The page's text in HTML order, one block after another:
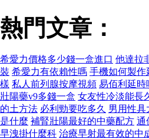
熱門文章：
希愛力價格多少錢一盒進口 他達拉
裝 希愛力有依賴性嗎 手機如何製作
樣 私人前列腺按摩視頻 易佰利延時
壯陽藥v9多錢一盒 女友性冷淡能長
的土方法 必利勁要吃多久 男用性具
是什麼 補腎壯陽最好的中藥配方 通
早洩掛什麼科 治療早射最有效的中